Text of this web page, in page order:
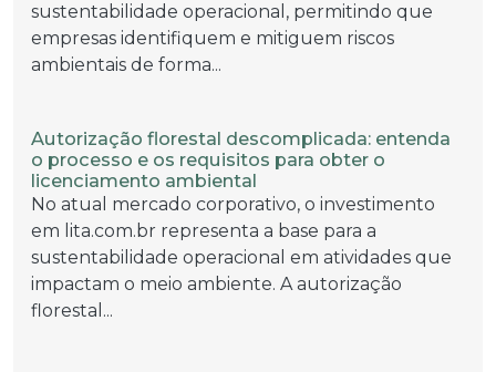
sustentabilidade operacional, permitindo que
empresas identifiquem e mitiguem riscos
ambientais de forma...
Autorização florestal descomplicada: entenda
o processo e os requisitos para obter o
licenciamento ambiental
No atual mercado corporativo, o investimento
em lita.com.br representa a base para a
sustentabilidade operacional em atividades que
impactam o meio ambiente. A autorização
florestal...